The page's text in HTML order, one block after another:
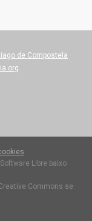
de Compostela
Libre baixo
Commons se